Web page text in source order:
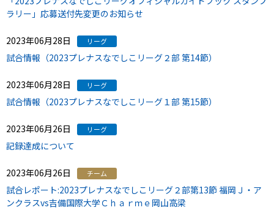
ラリー」応募送付先変更のお知らせ
2023年06月28日 リーグ
試合情報（2023プレナスなでしこリーグ２部 第14節）
2023年06月28日 リーグ
試合情報（2023プレナスなでしこリーグ１部 第15節）
2023年06月26日 リーグ
記録達成について
2023年06月26日 チーム
試合レポート:2023プレナスなでしこリーグ２部第13節 福岡Ｊ・ア
ンクラスvs吉備国際大学Ｃｈａｒｍｅ岡山高梁